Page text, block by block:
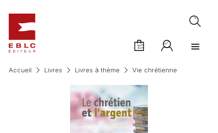
Accueil Livres Livres à thème Vie chrétienne